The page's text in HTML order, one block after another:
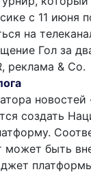
с 11 июня
на
Гол за
реклама & Co.
создать
может быть